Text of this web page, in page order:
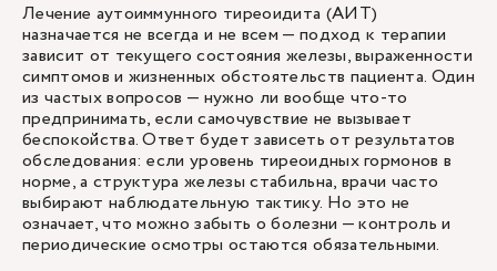
Лечение аутоиммунного тиреоидита (АИТ)
назначается не всегда и не всем — подход к терапии
зависит от текущего состояния железы, выраженности
симптомов и жизненных обстоятельств пациента. Один
из частых вопросов — нужно ли вообще что-то
предпринимать, если самочувствие не вызывает
беспокойства. Ответ будет зависеть от результатов
обследования: если уровень тиреоидных гормонов в
норме, а структура железы стабильна, врачи часто
выбирают наблюдательную тактику. Но это не
означает, что можно забыть о болезни — контроль и
периодические осмотры остаются обязательными.